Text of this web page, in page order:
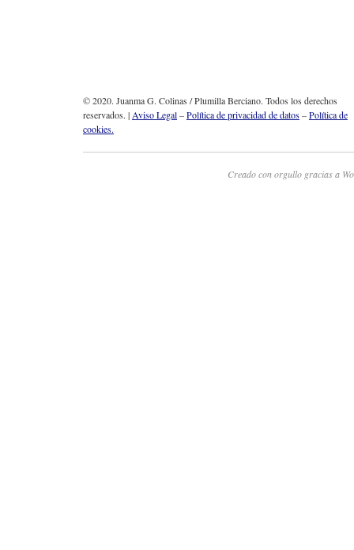
© 2020. Juanma G. Colinas / Plumilla Berciano. Todos los derechos
reservados. | Aviso Legal–Política de privacidad de datos–Política de
cookies.
Creado con orgullo gracias a